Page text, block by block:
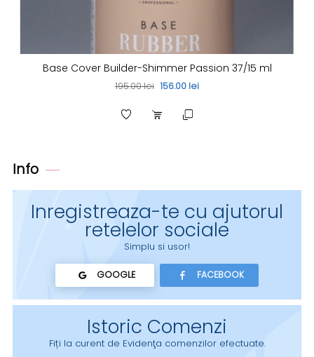
Base Cover Builder-Shimmer Passion 37/15 ml
195.00 lei 156.00 lei
Info
Inregistreaza-te cu ajutorul
retelelor sociale
Simplu si usor!
GOOGLE FACEBOOK
Istoric Comenzi
Fiți la curent de Evidenţa comenzilor efectuate.